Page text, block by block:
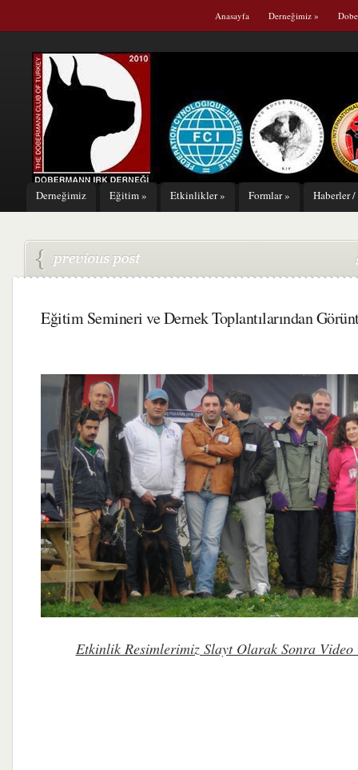
Anasayfa Derneğimiz »
Derneğimiz Eğitim» Etkinlikler» Formlar» Haberler
Eğitim Semineri ve Dernek Toplantılarından
Etkinlik Resimlerimiz Slayt Olarak Sonra Video